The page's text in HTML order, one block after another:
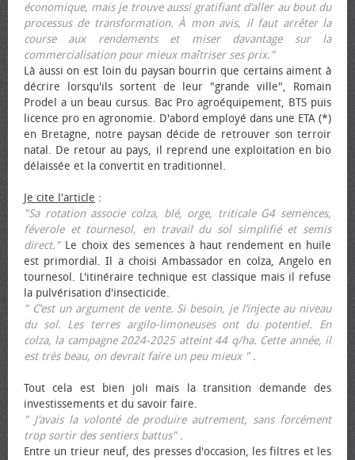
économique, mais je trouve aussi gratifiant d’aller au bout du
processus de transformation. À mon avis, il faut arrêter la
course aux rendements et miser davantage sur la
commercialisation pour mieux maîtriser ses prix."
Là aussi on est loin du paysan bourrin que certains aiment à
décrire lorsqu'ils sortent de leur "grande ville", Romain
Prodel a un beau cursus. Bac Pro agroéquipement, BTS puis
licence pro en agronomie. D'abord employé dans une ETA (*)
en Bretagne, notre paysan décide de retrouver son terroir
natal. De retour au pays, il reprend une exploitation en bio
délaissée et la convertit en traditionnel.
Je cite l'article :
"Sa rotation associe colza, blé, orge, triticale G4 semences,
féverole et tournesol, en travail du sol simplifié et semis
direct."Le choix des semences à haut rendement en huile
est primordial. Il a choisi Ambassador en colza, Angelo en
tournesol. L'itinéraire technique est classique mais il refuse
la pulvérisation d'insecticide.
" C’est un argument de vente. Si besoin, je l’injecte au niveau
du sol. Les terres argilo-limoneuses ont du potentiel. En
colza, la campagne 2024-2025 atteint 44 q/ha. Cette année, il
est très beau, on devrait faire un peu mieux ".
Tout cela est bien joli mais la transition demande des
investissements et du savoir faire.
" J’avais la volonté de produire autrement, sans forcément
trop sortir des sentiers battus".
Entre un trieur neuf, des presses d'occasion, les filtres et les